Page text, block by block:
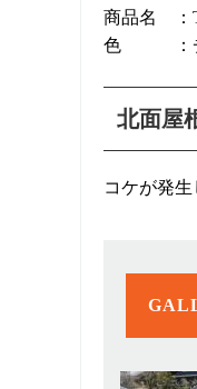
商品名 ：
色 ：チ
北面屋
コケが発